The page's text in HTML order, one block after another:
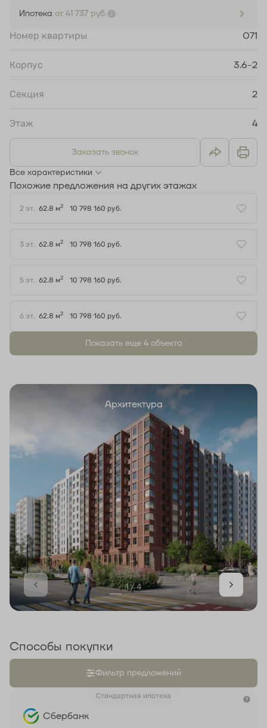
Ипотека от 41 737 руб.
Номер квартиры 071
Корпус 3.6-2
Секция 2
Этаж 4
Заказать звонок
Все характеристики
Похожие предложения на других этажах
2 эт. 62.8 м2 10 798 160 руб.
3 эт. 62.8 м2 10 798 160 руб.
5 эт. 62.8 м2 10 798 160 руб.
6 эт. 62.8 м2 10 798 160 руб.
Показать еще 4 объектa
Архитектура
1 / 4
Способы покупки
Фильтр предложений
Стандартная ипотека
Сбербанк